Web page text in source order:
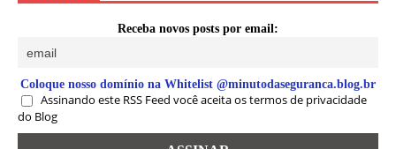
Receba novos posts por email:
Coloque nosso domínio na Whitelist @minutodaseguranca.blog.br
Assinando este RSS Feed você aceita os termos de privacidade
do Blog